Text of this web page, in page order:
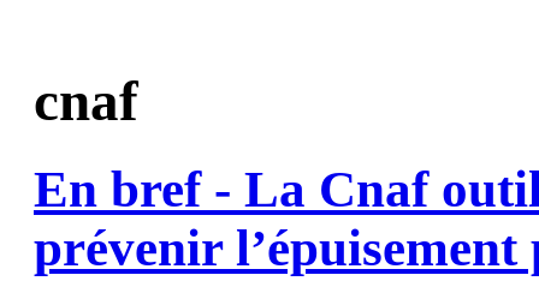
cnaf
En bref - La Cnaf
prévenir l’épuisement